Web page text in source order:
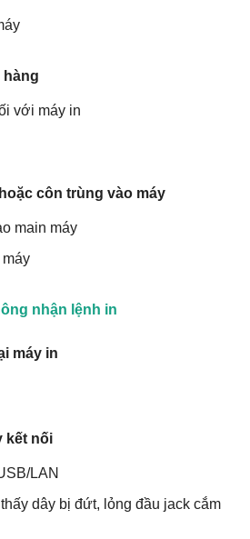
hàng
với máy in
côn trùng vào máy
main máy
máy
nhận lệnh in
máy in
kết nối
LAN
dây bị đứt, lỏng đầu jack cắm